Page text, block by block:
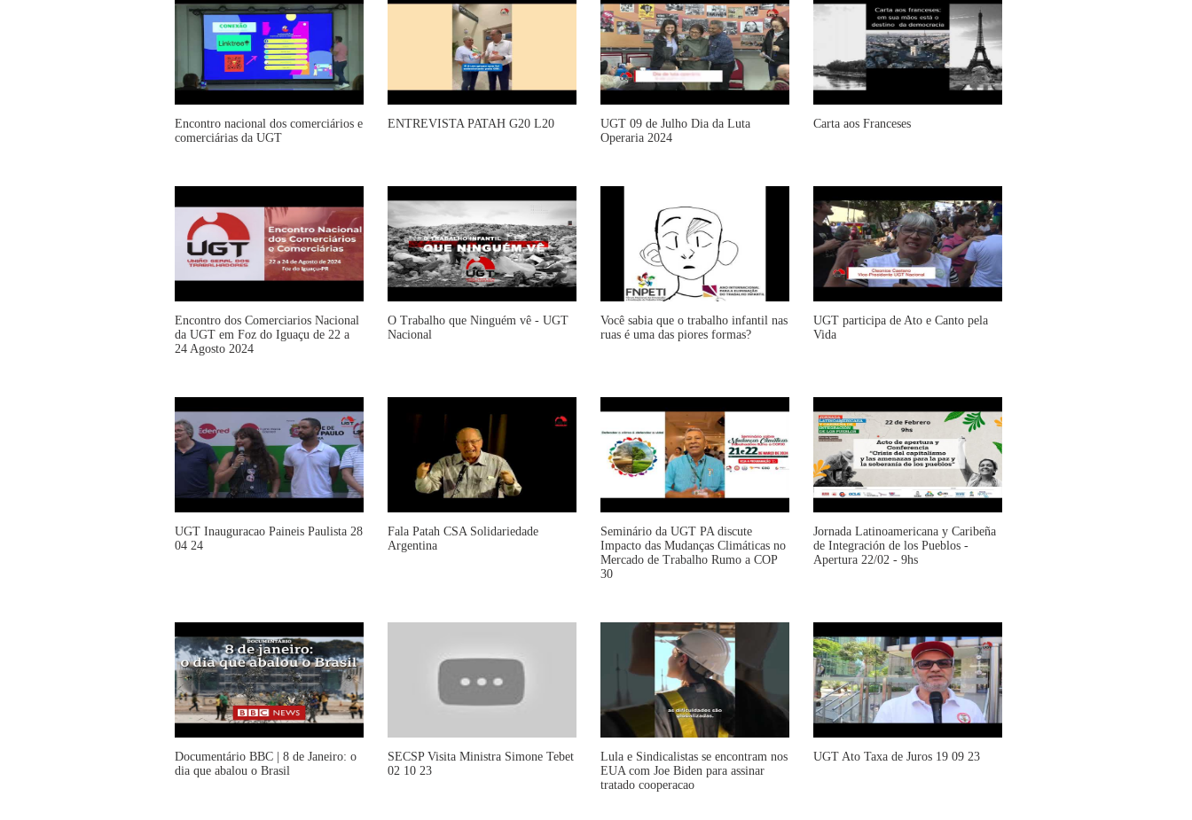
Encontro nacional dos comerciários e
comerciárias da UGT
ENTREVISTA PATAH G20 L20
UGT 09 de Julho Dia da Luta
Operaria 2024
Carta aos Franceses
Encontro dos Comerciarios Nacional
da UGT em Foz do Iguaçu de 22 a
24 Agosto 2024
O Trabalho que Ninguém vê - UGT
Nacional
Você sabia que o trabalho infantil nas
ruas é uma das piores formas?
UGT participa de Ato e Canto pela
Vida
UGT Inauguracao Paineis Paulista 28
04 24
Fala Patah CSA Solidariedade
Argentina
Seminário da UGT PA discute
Impacto das Mudanças Climáticas no
Mercado de Trabalho Rumo a COP
30
Jornada Latinoamericana y Caribeña
de Integración de los Pueblos -
Apertura 22/02 - 9hs
Documentário BBC | 8 de Janeiro: o
dia que abalou o Brasil
SECSP Visita Ministra Simone Tebet
02 10 23
Lula e Sindicalistas se encontram nos
EUA com Joe Biden para assinar
tratado cooperacao
UGT Ato Taxa de Juros 19 09 23